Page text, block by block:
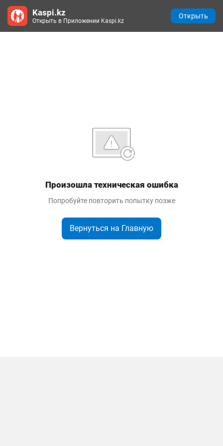
Произошла техническая ошибка
Попробуйте повторить попытку позже
Вернуться на Главную
Kaspi.kz
Открыть в Приложении Kaspi.kz
Открыть